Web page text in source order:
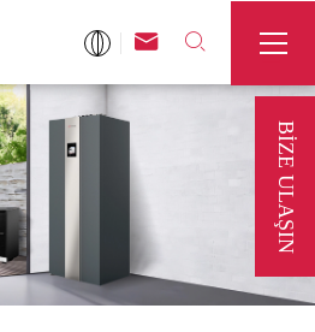
 

BIZE ULAŞIN